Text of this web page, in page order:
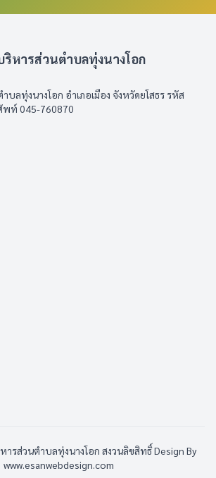
ริหารส่วนตำบลทุ่งนางโอก
บลทุ่งนางโอก อำเภอเมือง จังหวัดยโสธร รหัส
พท์ 045-760870
ารส่วนตำบลทุ่งนางโอก สงวนลิขสิทธิ์Design By
www.esanwebdesign.com